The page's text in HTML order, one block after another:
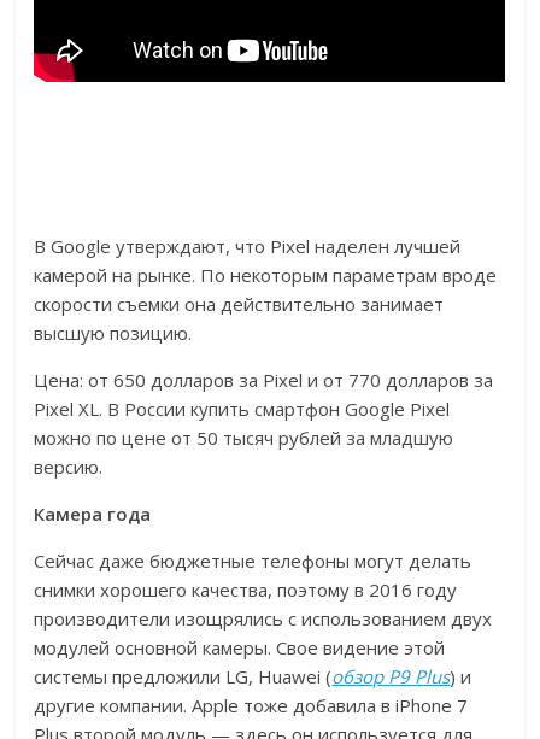
В Google утверждают, что Pixel наделен лучшей
камерой на рынке. По некоторым параметрам вроде
скорости съемки она действительно занимает
высшую позицию.
Цена: от 650 долларов за Pixel и от 770 долларов за
Pixel XL. В России купить смартфон Google Pixel
можно по цене от 50 тысяч рублей за младшую
версию.
Камера года
Сейчас даже бюджетные телефоны могут делать
снимки хорошего качества, поэтому в 2016 году
производители изощрялись с использованием двух
модулей основной камеры. Свое видение этой
системы предложили LG, Huawei (обзор P9 Plus) и
другие компании. Apple тоже добавила в iPhone 7